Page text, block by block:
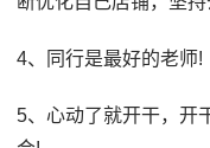
4、同行是最好的老师!
5、心动了就开干，开